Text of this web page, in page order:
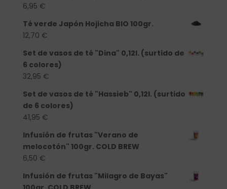
6,95 €
Té verde Japón Hojicha BIO 100gr.
12,70 €
Set de vasos de té "Dina" 0,12l. (surtido de
6 colores)
32,95 €
Set de vasos de té "Hassieb" 0,12l. (surtido
de 6 colores)
41,95 €
Infusión de frutas "Verano de
melocotón" 100gr. COLD BREW
6,50 €
Infusión de frutas "Milagro de Bayas"